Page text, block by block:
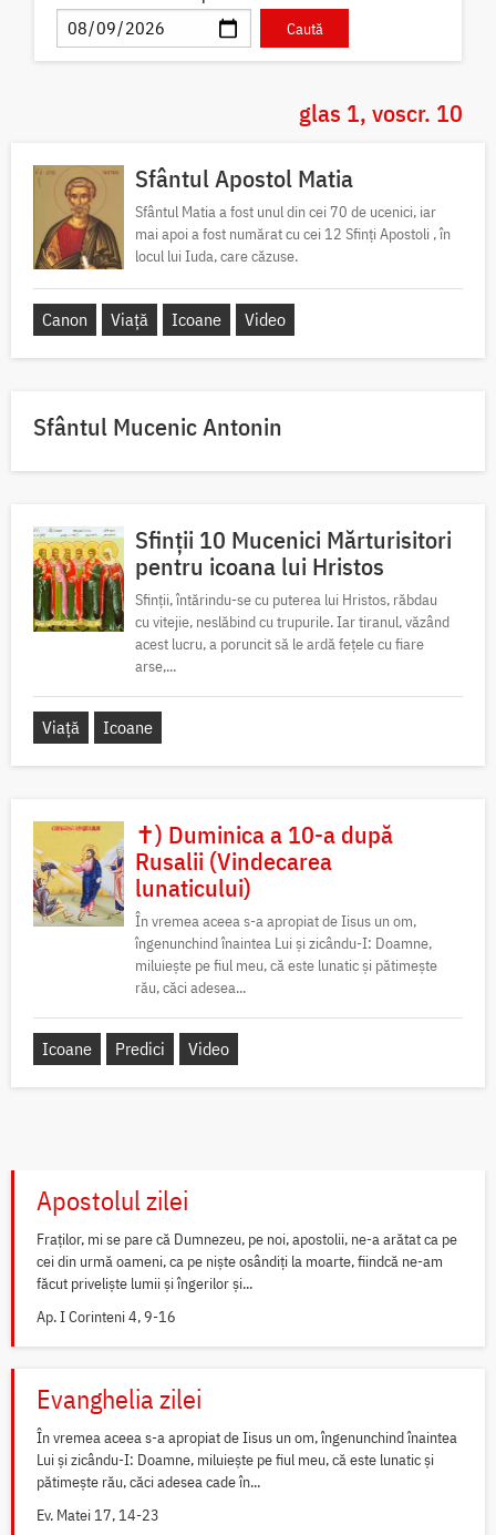
glas 1, voscr. 10
Sfântul Apostol Matia
Sfântul Matia a fost unul din cei 70 de ucenici, iar
mai apoi a fost numărat cu cei 12 Sfinți Apostoli , în
locul lui Iuda, care căzuse.
Canon Viață Icoane Video
Sfântul Mucenic Antonin
Sfinții 10 Mucenici Mărturisitori
pentru icoana lui Hristos
Sfinții, întărindu-se cu puterea lui Hristos, răbdau
cu vitejie, neslăbind cu trupurile. Iar tiranul, văzând
acest lucru, a poruncit să le ardă fețele cu fiare
arse,...
Viață Icoane
✝) Duminica a 10-a după
Rusalii (Vindecarea
lunaticului)
În vremea aceea s-a apropiat de Iisus un om,
îngenunchind înaintea Lui și zicându-I: Doamne,
miluiește pe fiul meu, că este lunatic și pătimește
rău, căci adesea...
Icoane Predici Video
Apostolul zilei
Fraților, mi se pare că Dumnezeu, pe noi, apostolii, ne-a arătat ca pe
cei din urmă oameni, ca pe niște osândiți la moarte, fiindcă ne-am
făcut priveliște lumii și îngerilor și...
Ap. I Corinteni 4, 9-16
Evanghelia zilei
În vremea aceea s-a apropiat de Iisus un om, îngenunchind înaintea
Lui și zicându-I: Doamne, miluiește pe fiul meu, că este lunatic și
pătimește rău, căci adesea cade în...
Ev. Matei 17, 14-23